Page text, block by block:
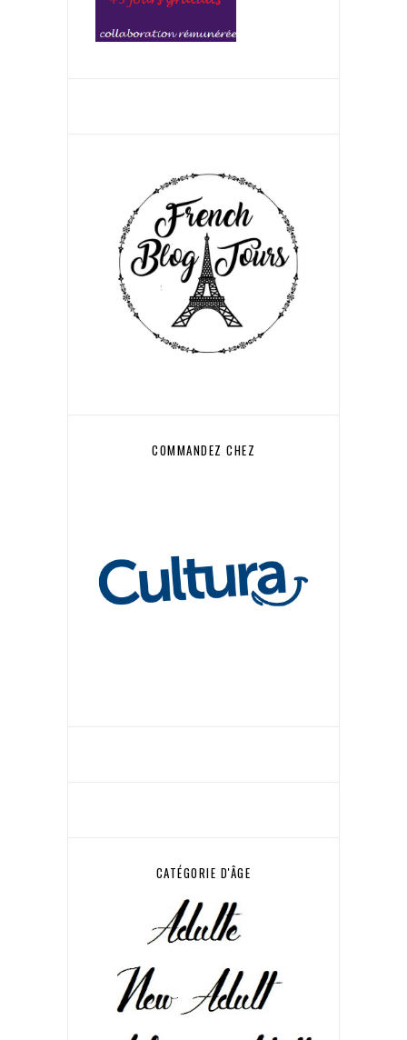
COMMANDEZ CHEZ
CATÉGORIE D'ÂGE